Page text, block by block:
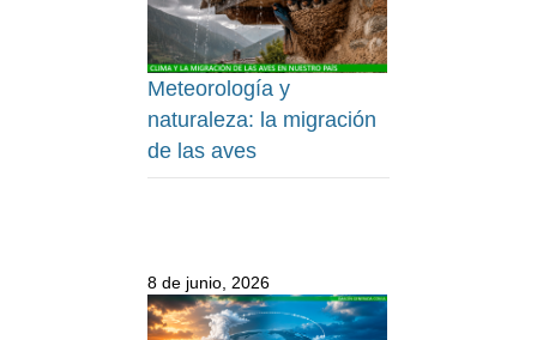
Meteorología y
naturaleza: la migración
de las aves
8 de junio, 2026